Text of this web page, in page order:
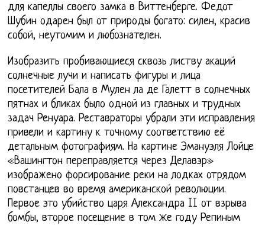
для капеллы своего замка в Виттенберге. Федот
Шубин одарен был от природы богато: силен, красив
собой, неутомим и любознателен.
Изобразить пробивающиеся сквозь листву акаций
солнечные лучи и написать фигуры и лица
посетителей Бала в Мулен ла де Галетт в солнечных
пятнах и бликах было одной из главных и трудных
задач Ренуара. Реставраторы убрали эти исправления
привели и картину к точному соответствию её
детальным фотографиям. На картине Эмануэля Лойце
«Вашингтон переправляется через Делавэр»
изображено форсирование реки на лодках отрядом
повстанцев во время американской революции.
Первое это убийство царя Александра II от взрыва
бомбы, второе посещение в том же году Репиным